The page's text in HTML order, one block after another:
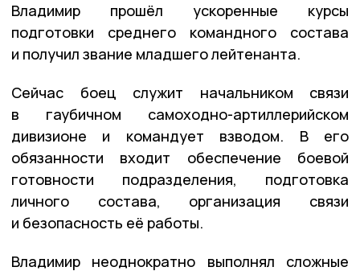
Владимир прошёл ускоренные курсы
подготовки среднего командного состава
и получил звание младшего лейтенанта.
Сейчас боец служит начальником связи
в гаубичном самоходно-артиллерийском
дивизионе и командует взводом. В его
обязанности входит обеспечение боевой
готовности подразделения, подготовка
личного состава, организация связи
и безопасность её работы.
Владимир неоднократно выполнял сложные